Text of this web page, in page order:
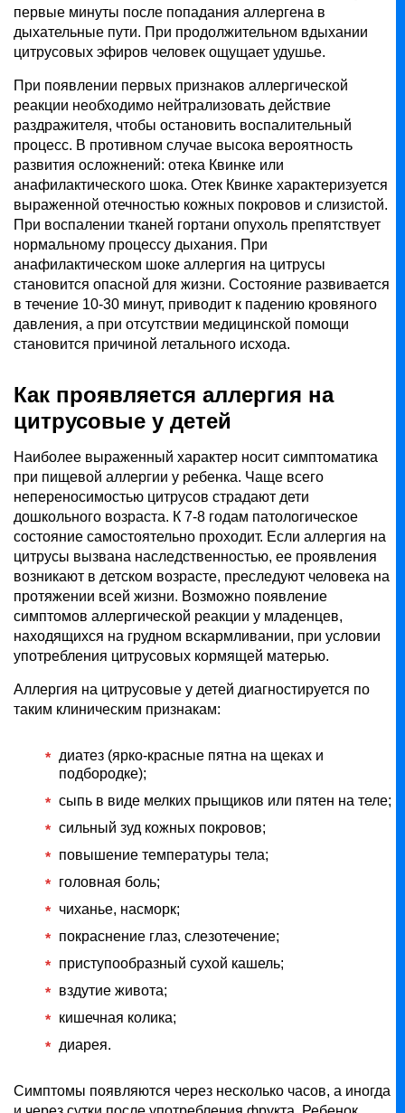
первые минуты после попадания аллергена в
дыхательные пути. При продолжительном вдыхании
цитрусовых эфиров человек ощущает удушье.
При появлении первых признаков аллергической
реакции необходимо нейтрализовать действие
раздражителя, чтобы остановить воспалительный
процесс. В противном случае высока вероятность
развития осложнений: отека Квинке или
анафилактического шока. Отек Квинке характеризуется
выраженной отечностью кожных покровов и слизистой.
При воспалении тканей гортани опухоль препятствует
нормальному процессу дыхания. При
анафилактическом шоке аллергия на цитрусы
становится опасной для жизни. Состояние развивается
в течение 10-30 минут, приводит к падению кровяного
давления, а при отсутствии медицинской помощи
становится причиной летального исхода.
Как проявляется аллергия на
цитрусовые у детей
Наиболее выраженный характер носит симптоматика
при пищевой аллергии у ребенка. Чаще всего
непереносимостью цитрусов страдают дети
дошкольного возраста. К 7-8 годам патологическое
состояние самостоятельно проходит. Если аллергия на
цитрусы вызвана наследственностью, ее проявления
возникают в детском возрасте, преследуют человека на
протяжении всей жизни. Возможно появление
симптомов аллергической реакции у младенцев,
находящихся на грудном вскармливании, при условии
употребления цитрусовых кормящей матерью.
Аллергия на цитрусовые у детей диагностируется по
таким клиническим признакам:
диатез (ярко-красные пятна на щеках и
подбородке);
сыпь в виде мелких прыщиков или пятен на теле;
сильный зуд кожных покровов;
повышение температуры тела;
головная боль;
чиханье, насморк;
покраснение глаз, слезотечение;
приступообразный сухой кашель;
вздутие живота;
кишечная колика;
диарея.
Симптомы появляются через несколько часов, а иногда